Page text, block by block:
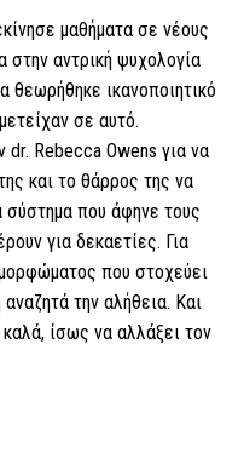
μαθήματα σε νέους
στην αντρική ψυχολογία
θεωρήθηκε ικανοποιητικό
σε αυτό.
Rebecca Owens για να
και το θάρρος της να
που άφηνε τους
για δεκαετίες. Για
που στοχεύει
την αλήθεια. Και
ίσως να αλλάξει τον